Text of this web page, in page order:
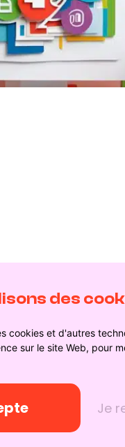
des
cookies et d'autres
sur le site Web, pour
Je